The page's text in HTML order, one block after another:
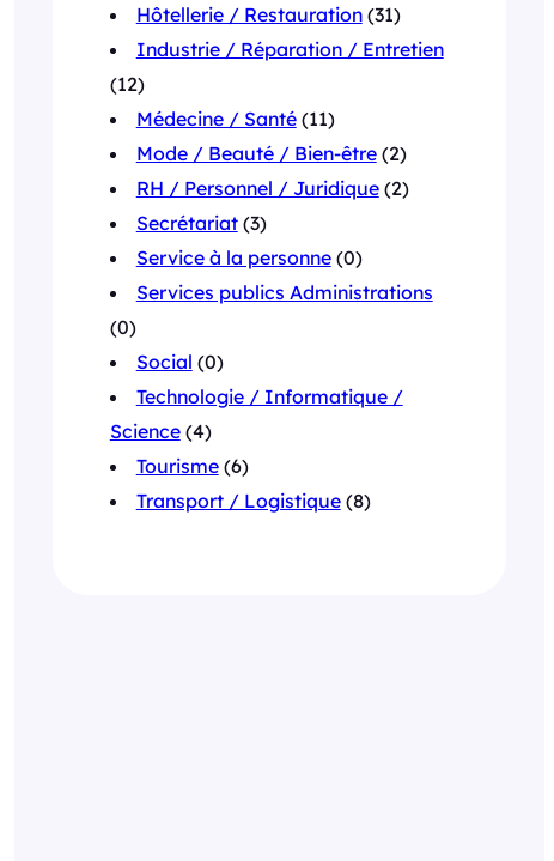
Hôtellerie / Restauration(31)
Industrie / Réparation / Entretien
(12)
Médecine / Santé(11)
Mode / Beauté / Bien-être(2)
RH / Personnel / Juridique(2)
Secrétariat(3)
Service à la personne(0)
Services publics Administrations
(0)
Social (0)
Technologie / Informatique /
Science(4)
Tourisme(6)
Transport / Logistique(8)